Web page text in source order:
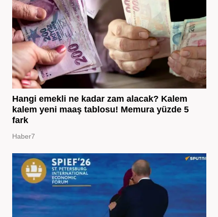
Hangi emekli ne kadar zam alacak? Kalem
kalem yeni maaş tablosu! Memura yüzde 5
fark
Haber7